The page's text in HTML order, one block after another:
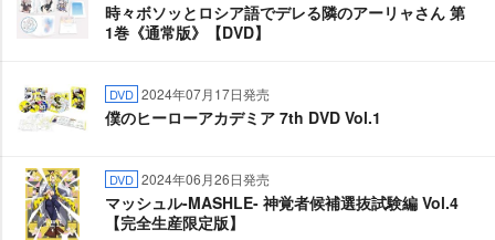
時々ボソッとロシア語でデレる隣のアーリャさん 第
1巻《通常版》【DVD】
DVD 2024年07月17日発売
僕のヒーローアカデミア 7th DVD Vol.1
DVD 2024年06月26日発売
マッシュル-MASHLE- 神覚者候補選抜試験編 Vol.4
【完全生産限定版】